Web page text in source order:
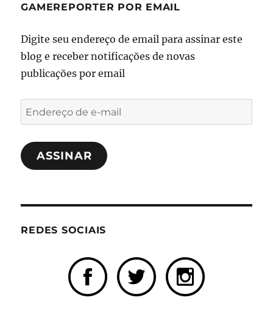
GAMEREPORTER POR EMAIL
Digite seu endereço de email para assinar este
blog e receber notificações de novas
publicações por email
Endereço
de
e-
mailASSINAR
REDES SOCIAIS